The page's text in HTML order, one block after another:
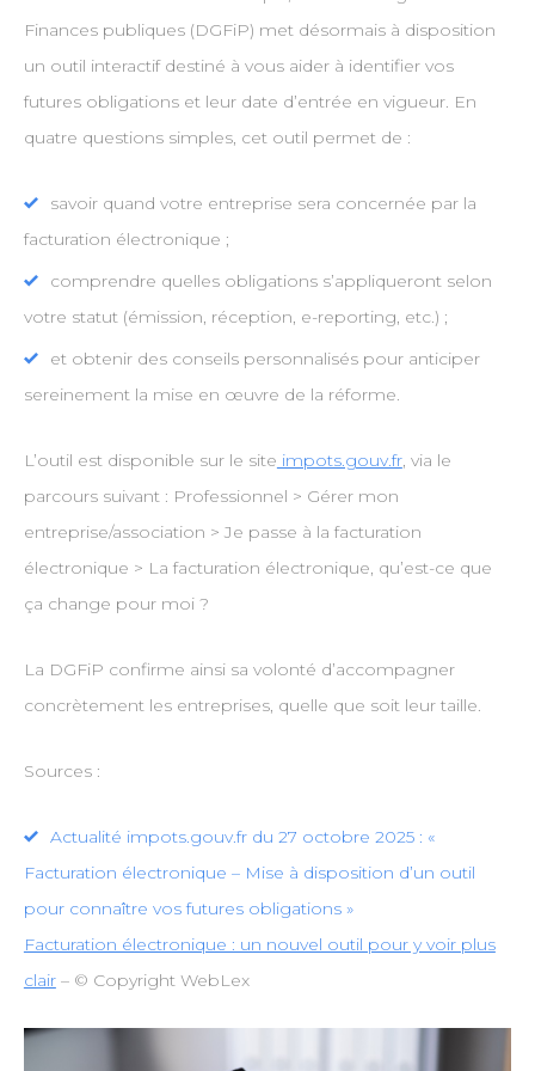
Finances publiques (DGFiP) met désormais à disposition
un outil interactif destiné à vous aider à identifier vos
futures obligations et leur date d’entrée en vigueur. En
quatre questions simples, cet outil permet de :
savoir quand votre entreprise sera concernée par la
facturation électronique ;
comprendre quelles obligations s’appliqueront selon
votre statut (émission, réception, e-reporting, etc.) ;
et obtenir des conseils personnalisés pour anticiper
sereinement la mise en œuvre de la réforme.
L’outil est disponible sur le site impots.gouv.fr, via le
parcours suivant : Professionnel > Gérer mon
entreprise/association > Je passe à la facturation
électronique > La facturation électronique, qu’est-ce que
ça change pour moi ?
La DGFiP confirme ainsi sa volonté d’accompagner
concrètement les entreprises, quelle que soit leur taille.
Sources :
Actualité impots.gouv.fr du 27 octobre 2025 : «
Facturation électronique – Mise à disposition d’un outil
pour connaître vos futures obligations »
Facturation électronique : un nouvel outil pour y voir plus
clair– © Copyright WebLex